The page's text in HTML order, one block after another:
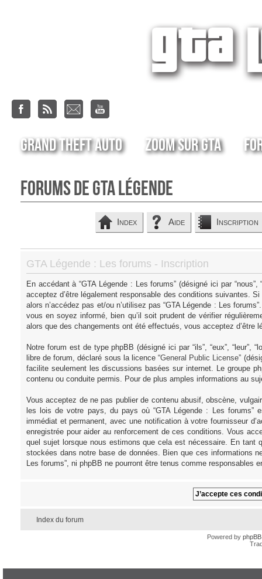
Grand Theft Auto Zoom sur GTA
Forums de GTA Légende
Index Aide Inscription
GTA Légende : Les forums - Inscription
En accédant à “GTA Légende : Les forums” (désigné ici par
acceptez d’être légalement responsable des conditions suivantes.
alors n’accédez pas et/ou n’utilisez pas “GTA Légende : Les
vous en soyez informé, bien qu’il soit prudent de vérifier
alors que des changements ont été effectués, vous acceptez
Notre forum est de type phpBB (désigné ici par “ils”, “eux”, “leur”,
libre de forum, déclaré sous la licence “General Public License”
facilite seulement les discussions basées sur internet. Le groupe
contenu ou conduite permis. Pour de plus amples informations au
Vous acceptez de ne pas publier de contenu abusif, obscène,
les lois de votre pays, du pays où “GTA Légende : Les
immédiat et permanent, avec une notification à votre fournisseur
enregistrée pour aider au renforcement de ces conditions. Vous
quel sujet lorsque nous estimons que cela est nécessaire. En tant
stockées dans notre base de données. Bien que ces informations
Les forums”, ni phpBB ne pourront être tenus comme
Index du forum
Powered by phpBB